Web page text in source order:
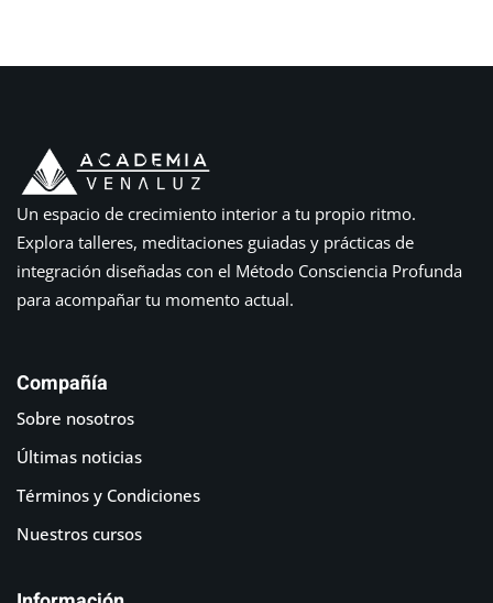
Un espacio de crecimiento interior a tu propio ritmo.
Explora talleres, meditaciones guiadas y prácticas de
integración diseñadas con el Método Consciencia Profunda
para acompañar tu momento actual.
Compañía
Sobre nosotros
Últimas noticias
Términos y Condiciones
Nuestros cursos